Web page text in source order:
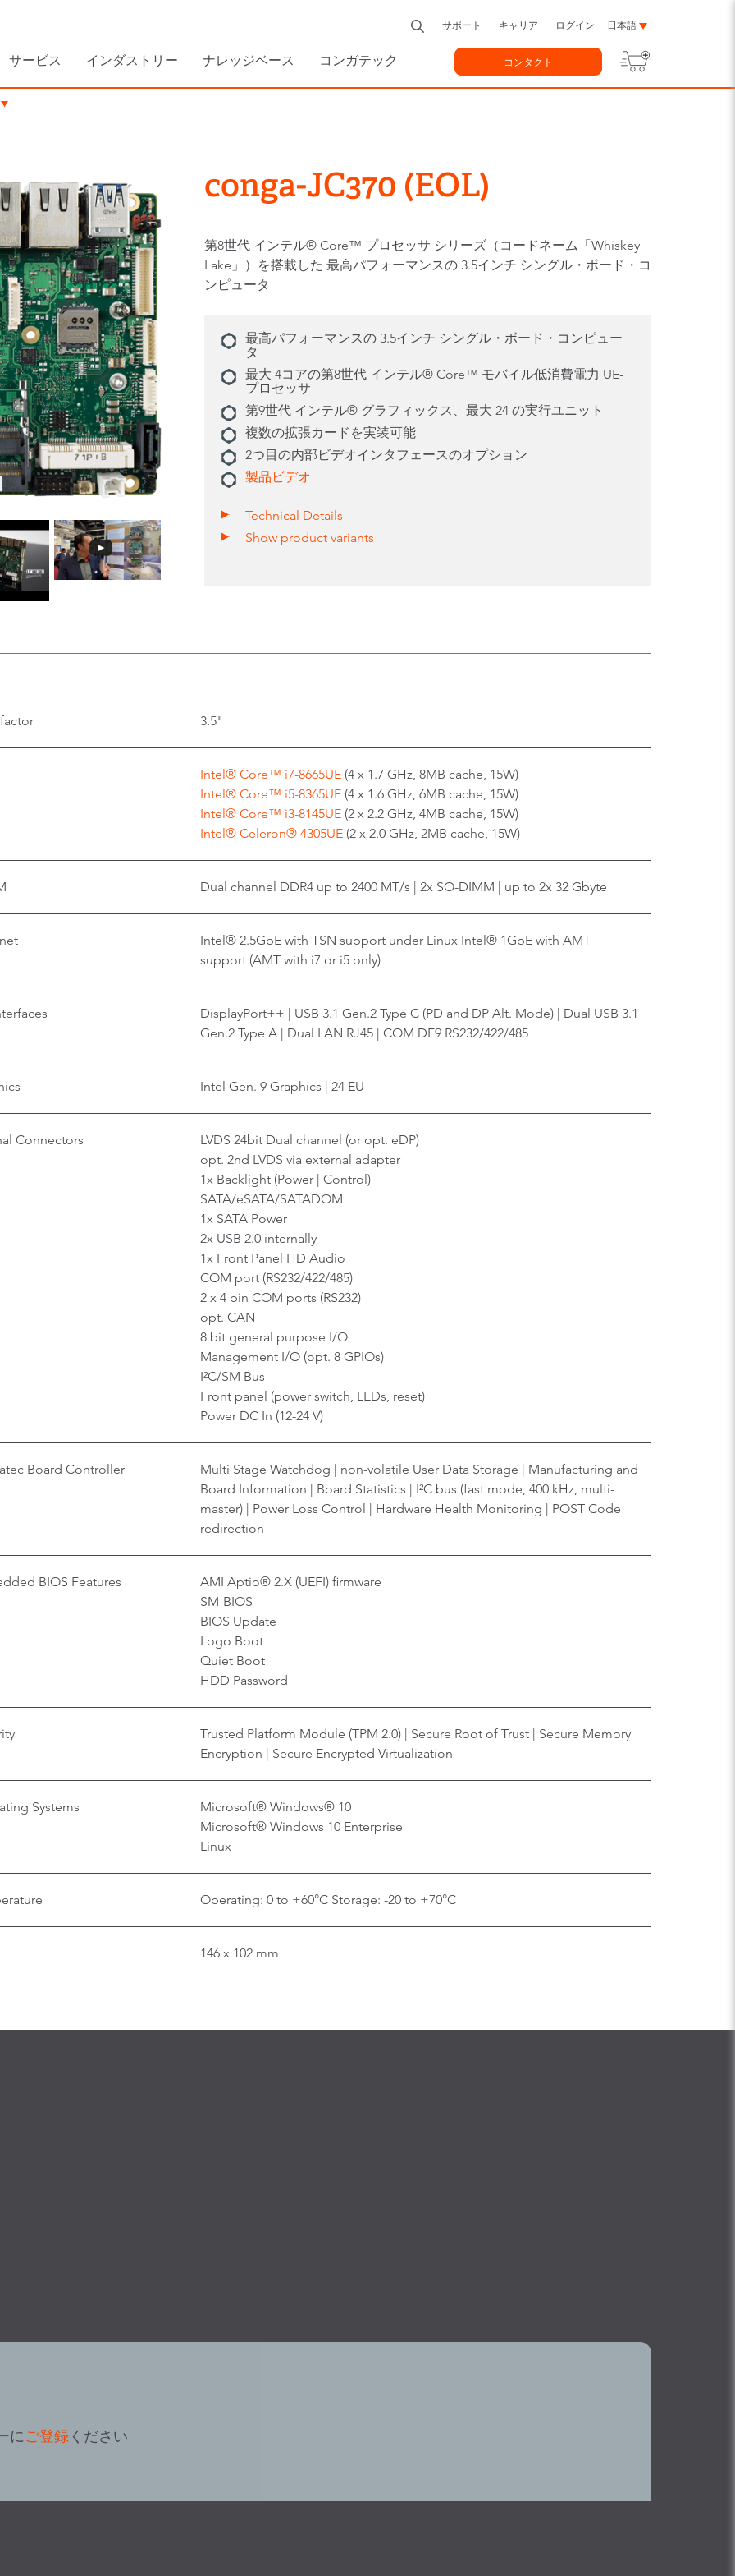
サービス インダストリー ナレッジベース コンガテック
サポート キャリア ログイン 日本語
コンタクト
conga-JC370 (EOL)
第8世代 インテル® Core™ プロセッサ シリーズ（コードネーム「Whiskey
Lake」）を搭載した 最高パフォーマンスの 3.5インチ シングル・ボード・コ
ンピュータ
最高パフォーマンスの 3.5インチ シングル・ボード・コンピュー
タ
最大 4コアの第8世代 インテル® Core™ モバイル低消費電力 UE-
プロセッサ
第9世代 インテル® グラフィックス、最大 24 の実行ユニット
複数の拡張カードを実装可能
2つ目の内部ビデオインタフェースのオプション
製品ビデオ
Technical Details
Show product variants
3.5"
Intel® Core™ i7-8665UE (4 x 1.7 GHz, 8MB cache, 15W)
Intel® Core™ i5-8365UE (4 x 1.6 GHz, 6MB cache, 15W)
Intel® Core™ i3-8145UE (2 x 2.2 GHz, 4MB cache, 15W)
Intel® Celeron® 4305UE (2 x 2.0 GHz, 2MB cache, 15W)
Dual channel DDR4 up to 2400 MT/s | 2x SO-DIMM | up to 2x 32 Gbyte
Intel® 2.5GbE with TSN support under Linux Intel® 1GbE with AMT
support (AMT with i7 or i5 only)
DisplayPort++ | USB 3.1 Gen.2 Type C (PD and DP Alt. Mode) | Dual USB 3.1
Gen.2 Type A | Dual LAN RJ45 | COM DE9 RS232/422/485
Intel Gen. 9 Graphics | 24 EU
Connectors
LVDS 24bit Dual channel (or opt. eDP)
opt. 2nd LVDS via external adapter
1x Backlight (Power | Control)
SATA/eSATA/SATADOM
1x SATA Power
2x USB 2.0 internally
1x Front Panel HD Audio
COM port (RS232/422/485)
2 x 4 pin COM ports (RS232)
opt. CAN
8 bit general purpose I/O
Management I/O (opt. 8 GPIOs)
I²C/SM Bus
Front panel (power switch, LEDs, reset)
Power DC In (12-24 V)
Board Controller
Multi Stage Watchdog | non-volatile User Data Storage | Manufacturing and
Board Information | Board Statistics | I²C bus (fast mode, 400 kHz, multi-
master) | Power Loss Control | Hardware Health Monitoring | POST Code
redirection
BIOS Features
AMI Aptio® 2.X (UEFI) firmware
SM-BIOS
BIOS Update
Logo Boot
Quiet Boot
HDD Password
Trusted Platform Module (TPM 2.0) | Secure Root of Trust | Secure Memory
Encryption | Secure Encrypted Virtualization
Systems
Microsoft® Windows® 10
Microsoft® Windows 10 Enterprise
Linux
Operating: 0 to +60°C Storage: -20 to +70°C
146 x 102 mm
にご登録 ください